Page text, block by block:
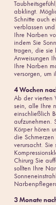
abklingt.
Schnitte auch
verblassen
Ihre Narben
indem Sie
tragen, die sie
Anweisungen
Ihre Narben
versorgen, um
4 Wochen
Ab der vierten
sein, alle Ihre
einschließlich
aufzunehmen.
Körper hören
die Schmerzen
verursacht. Sie
Chirurg Sie
sollten Ihre
3 Monate